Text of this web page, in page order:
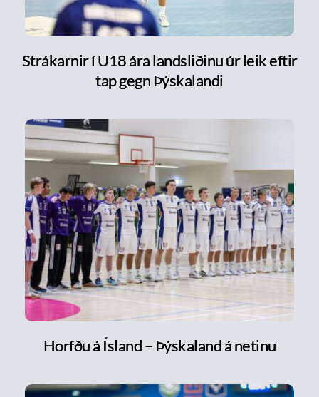
Strákarnir í U18 ára landsliðinu úr leik eftir
tap gegn Þýskalandi
Horfðu á Ísland – Þýskaland á netinu